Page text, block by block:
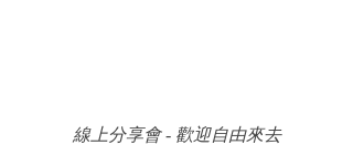
線上分享會 - 歡迎自由來去